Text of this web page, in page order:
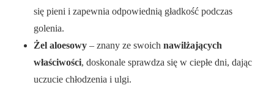
się pieni i zapewnia odpowiednią gładkość podczas
golenia.
Żel aloesowy – znany ze swoich nawilżających
właściwości, doskonale sprawdza się w ciepłe dni, dając
uczucie chłodzenia i ulgi.